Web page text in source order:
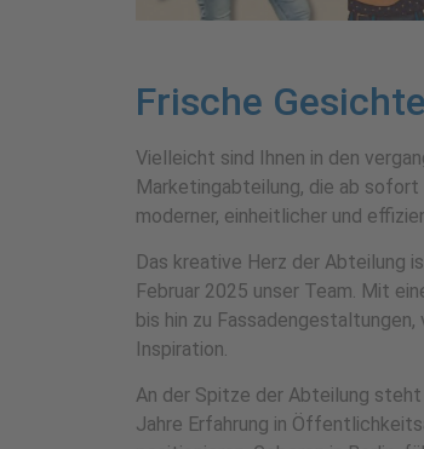
Frische
Vielleicht sind Ihnen in den
Marketingabteilung, die ab
moderner, einheitlicher und
Das kreative Herz der Abteilung
Februar 2025 unser Team. Mit
bis hin zu
Inspiration.
An der Spitze der Abteilung steht
Jahre Erfahrung in